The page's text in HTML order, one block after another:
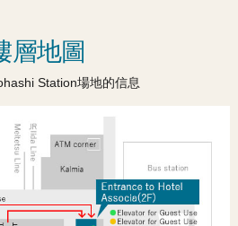
層地圖
Station場地的信息